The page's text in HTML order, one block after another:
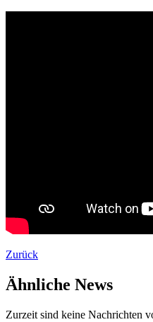
Zurück
Ähnliche News
Zurzeit sind keine Nachrichten